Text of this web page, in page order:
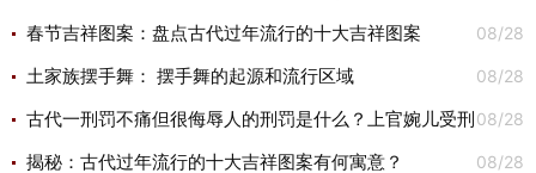
08/28
春节吉祥图案：盘点古代过年流行的十大吉祥图案
08/28
土家族摆手舞： 摆手舞的起源和流行区域
08/28
古代一刑罚不痛但很侮辱人的刑罚是什么？上官婉儿受刑
后变得更妩媚，流行至今 08/28
揭秘：古代过年流行的十大吉祥图案有何寓意？